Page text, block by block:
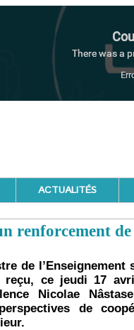
ACTUALITÉS
renforcement
de l’Enseignement
ce jeudi 17
Nicolae
de